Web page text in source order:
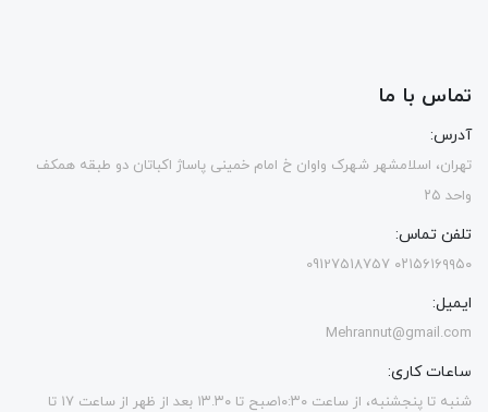
تماس با ما
آدرس:
تهران، اسلامشهر شهرک واوان خ امام خمینی پاساژ اکباتان دو طبقه همکف
واحد ۲۵
تلفن تماس:
۰۲۱۵۶۱۶۹۹۵۰ 09127518757
ایمیل:
Mehrannut@gmail.com
ساعات کاری:
شنبه تا پنجشنبه، از ساعت ۱۰:۳۰صبح تا ۱۳.۳۰ بعد از ظهر از ساعت ۱۷ تا